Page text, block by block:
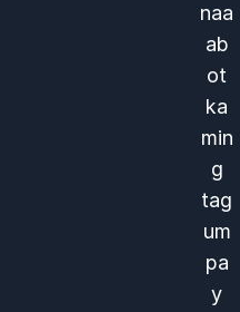
naa
ab
ot
ka
min
g
tag
um
pa
y